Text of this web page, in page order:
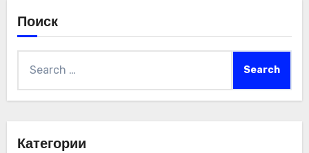
Поиск
Категории